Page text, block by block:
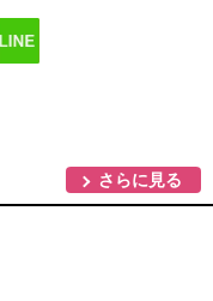
さらに見る